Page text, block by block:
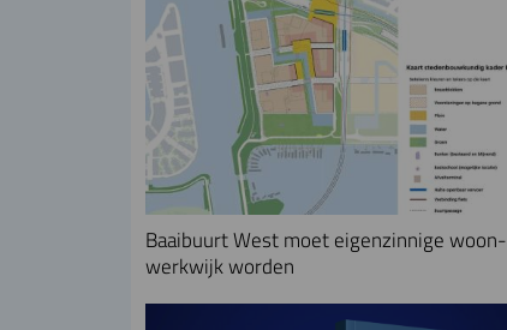
Baaibuurt West moet eigenzinnige woon-
werkwijk worden